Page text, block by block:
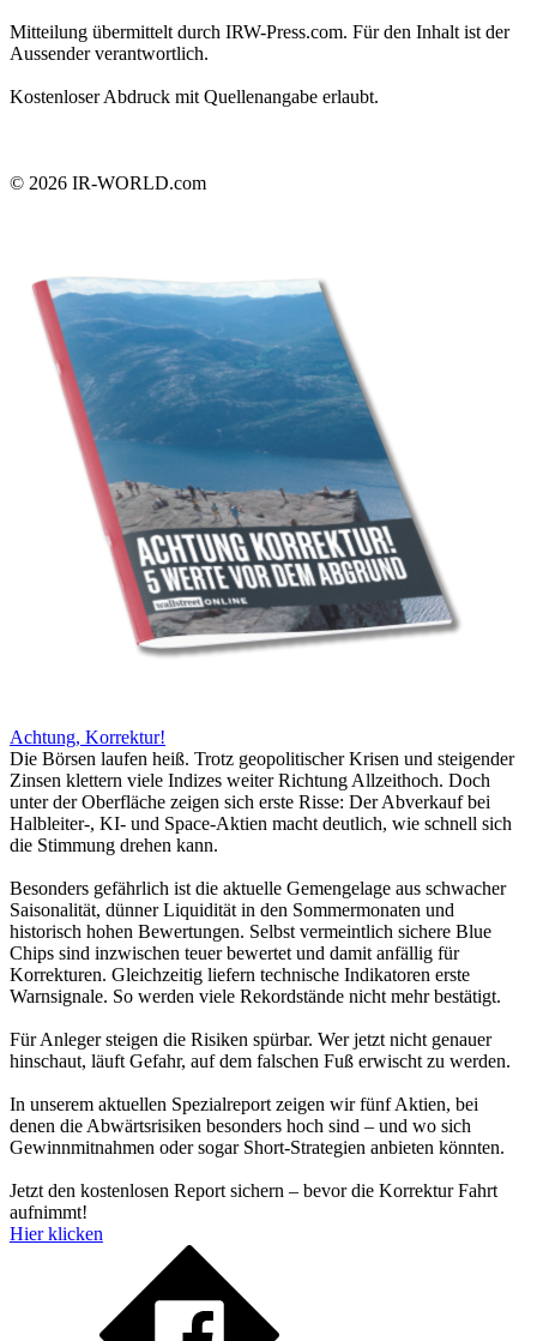
Mitteilung übermittelt durch IRW-Press.com. Für den Inhalt ist der
Aussender verantwortlich.
Kostenloser Abdruck mit Quellenangabe erlaubt.
© 2026 IR-WORLD.com
Achtung, Korrektur!
Die Börsen laufen heiß. Trotz geopolitischer Krisen und steigender
Zinsen klettern viele Indizes weiter Richtung Allzeithoch. Doch
unter der Oberfläche zeigen sich erste Risse: Der Abverkauf bei
Halbleiter-, KI- und Space-Aktien macht deutlich, wie schnell sich
die Stimmung drehen kann.
Besonders gefährlich ist die aktuelle Gemengelage aus schwacher
Saisonalität, dünner Liquidität in den Sommermonaten und
historisch hohen Bewertungen. Selbst vermeintlich sichere Blue
Chips sind inzwischen teuer bewertet und damit anfällig für
Korrekturen. Gleichzeitig liefern technische Indikatoren erste
Warnsignale. So werden viele Rekordstände nicht mehr bestätigt.
Für Anleger steigen die Risiken spürbar. Wer jetzt nicht genauer
hinschaut, läuft Gefahr, auf dem falschen Fuß erwischt zu werden.
In unserem aktuellen Spezialreport zeigen wir fünf Aktien, bei
denen die Abwärtsrisiken besonders hoch sind – und wo sich
Gewinnmitnahmen oder sogar Short-Strategien anbieten könnten.
Jetzt den kostenlosen Report sichern – bevor die Korrektur Fahrt
aufnimmt!
Hier klicken